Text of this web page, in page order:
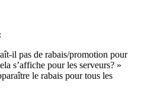
il pas de rabais/promotion pour
s’affiche pour les serveurs? »
le rabais pour tous les